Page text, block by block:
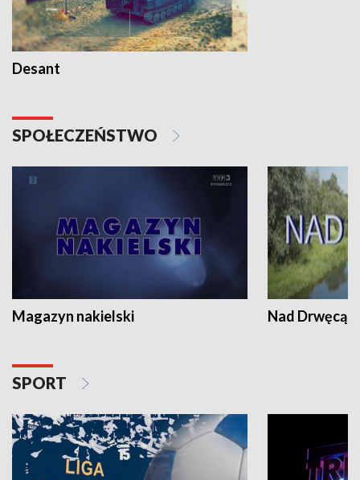
Desant
SPOŁECZEŃSTWO
Magazyn nakielski Nad Drwęcą
SPORT